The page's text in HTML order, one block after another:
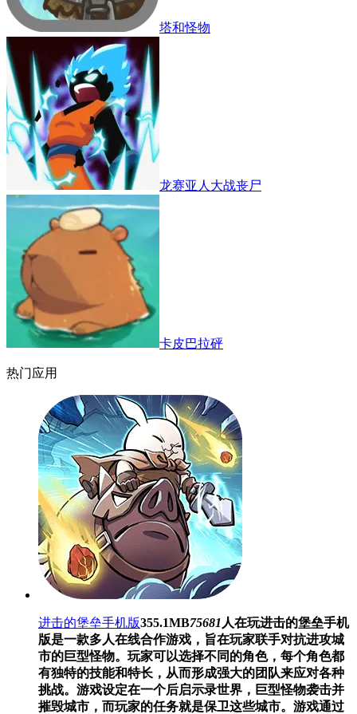
塔和怪物
龙赛亚人大战丧尸
卡皮巴拉砰
热门应用
进击的堡垒手机版355.1MB75681 人在玩进击的堡垒手机
版是一款多人在线合作游戏，旨在玩家联手对抗进攻城
市的巨型怪物。玩家可以选择不同的角色，每个角色都
有独特的技能和特长，从而形成强大的团队来应对各种
挑战。游戏设定在一个后启示录世界，巨型怪物袭击并
摧毁城市，而玩家的任务就是保卫这些城市。游戏通过